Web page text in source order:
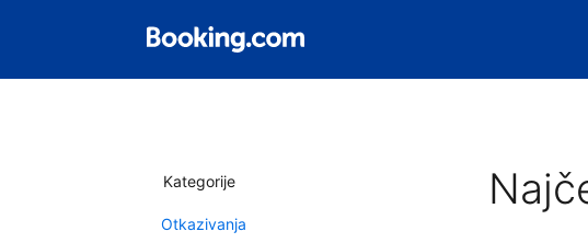
Kategorije
Otkazivanja